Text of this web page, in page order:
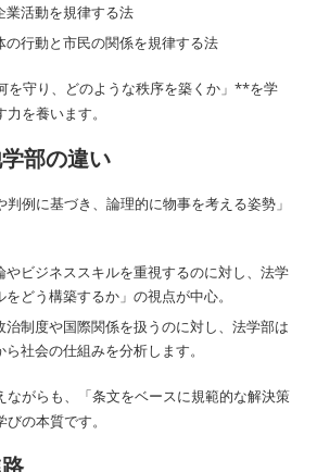
業活動を規律する法
の行動と市民の関係を規律する法
を守り、どのような秩序を築くか」**を学
を養います。
部の違い
例に基づき、論理的に物事を考える姿勢」
やビジネススキルを重視するのに対し、法学
どう構築するか」の視点が中心。
治制度や国際関係を扱うのに対し、法学部は
社会の仕組みを分析します。
ながらも、「条文をベースに規範的な解決策
の本質です。